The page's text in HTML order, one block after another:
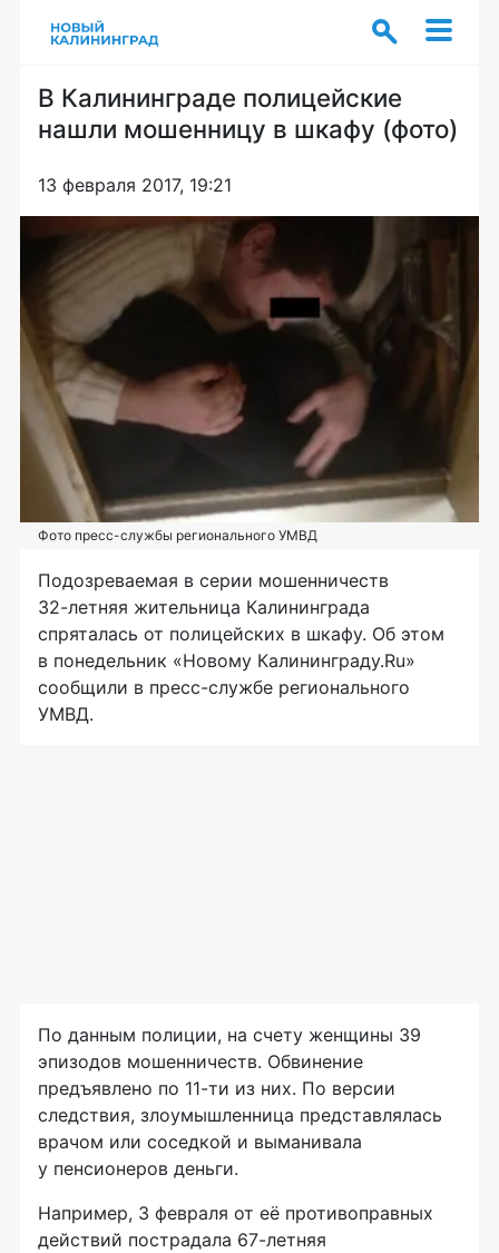
В Калининграде полицейские
нашли мошенницу в шкафу (фото)
13 февраля 2017, 19:21
Фото пресс-службы регионального УМВД
Подозреваемая в серии мошенничеств
32-летняя жительница Калининграда
спряталась от полицейских в шкафу. Об этом
в понедельник «Новому Калининграду.Ru»
сообщили в пресс-службе регионального
УМВД.
По данным полиции, на счету женщины 39
эпизодов мошенничеств. Обвинение
предъявлено по 11-ти из них. По версии
следствия, злоумышленница представлялась
врачом или соседкой и выманивала
у пенсионеров деньги.
Например, 3 февраля от её противоправных
действий пострадала 67-летняя